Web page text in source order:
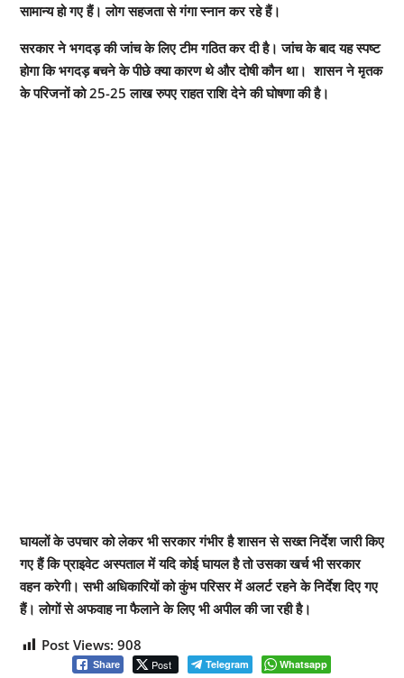
सामान्य हो गए हैं। लोग सहजता से गंगा स्नान कर रहे हैं। ‌
सरकार ने भगदड़ की जांच के लिए टीम गठित कर दी है। जांच के बाद यह स्पष्ट
होगा कि भगदड़ बचने के पीछे क्या कारण थे और दोषी कौन था। ‌ शासन ने मृतक
के परिजनों को 25-25 लाख रुपए राहत राशि देने की घोषणा की है। ‌
घायलों के उपचार को लेकर भी सरकार गंभीर है शासन से सख्त निर्देश जारी किए
गए हैं कि प्राइवेट अस्पताल में यदि कोई घायल है तो उसका खर्च भी सरकार
वहन करेगी। सभी अधिकारियों को कुंभ परिसर में अलर्ट रहने के निर्देश दिए गए
हैं। लोगों से अफवाह ना फैलाने के लिए भी अपील की जा रही है।
Post Views: 908
Share Post Telegram Whatsapp